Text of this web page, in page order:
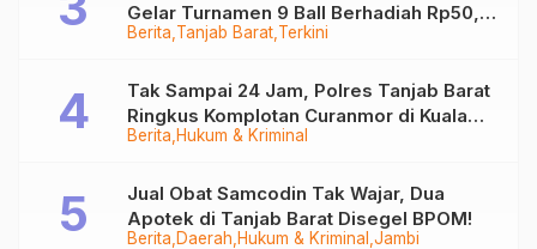
Berita Tanjab Barat Terkini
Gelar Turnamen 9 Ball Berhadiah Rp50,8
Juta
Berita Hukum & Kriminal
Tak Sampai 24 Jam, Polres Tanjab Barat
Ringkus Komplotan Curanmor di Kuala
Tungkal
Berita Daerah Hukum & Kriminal Jambi
Jual Obat Samcodin Tak Wajar, Dua
Apotek di Tanjab Barat Disegel BPOM!